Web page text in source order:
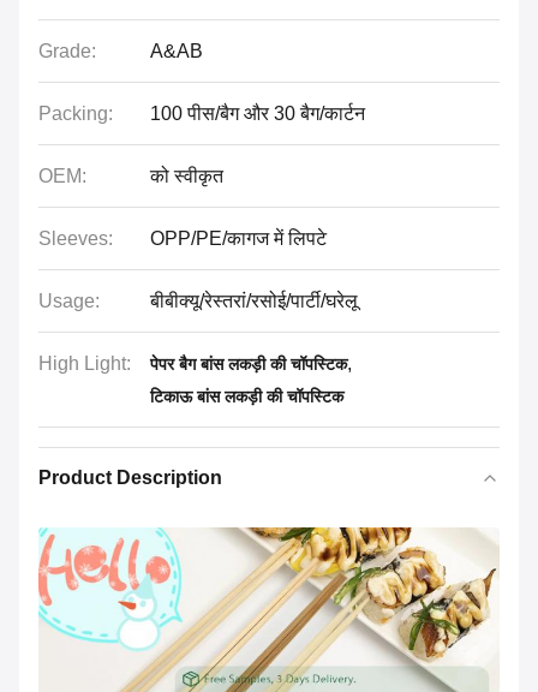
Grade: A&AB
Packing: 100 पीस/बैग और 30 बैग/कार्टन
OEM: को स्वीकृत
Sleeves: OPP/PE/कागज में लिपटे
Usage: बीबीक्यू/रेस्तरां/रसोई/पार्टी/घरेलू
High Light: पेपर बैग बांस लकड़ी की चॉपस्टिक,
टिकाऊ बांस लकड़ी की चॉपस्टिक
Product Description